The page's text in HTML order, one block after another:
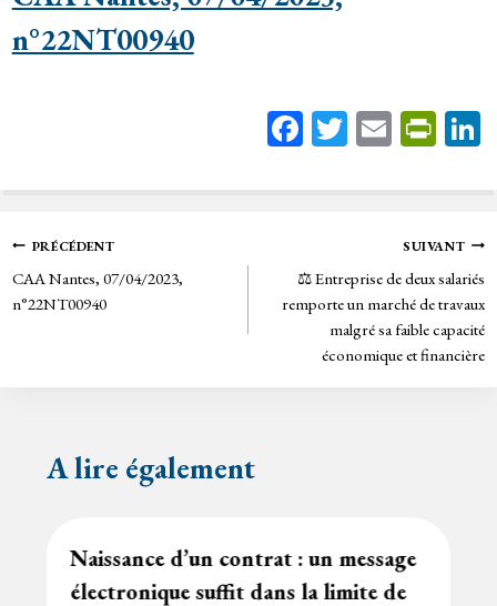
n°22NT00940
Fa
bo
T
tt
E
ail
Pr
tF
rie
n
dl
y
Navigation
de
PRÉCÉDENT
CAA Nantes, 07/04/2023,
n°22NT00940
SUIVANT
⚖️ Entreprise de deux salariés
remporte un marché de travaux
malgré sa faible capacité
économique et financière
A lire également
Naissance d’un contrat : un message
électronique suffit dans la limite de